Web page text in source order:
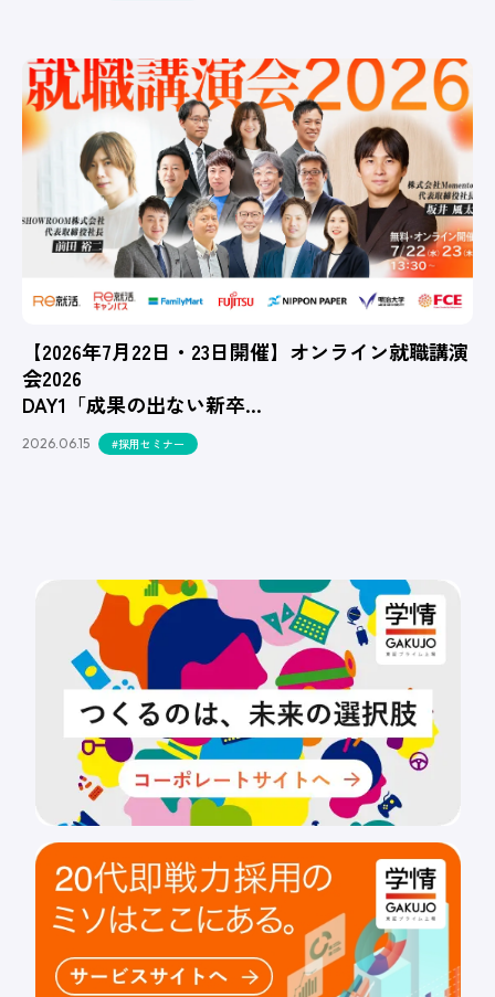
【2026年7月22日・23日開催】オンライン就職講演
会2026
DAY1「成果の出ない新卒…
2026.06.15 #採用セミナー